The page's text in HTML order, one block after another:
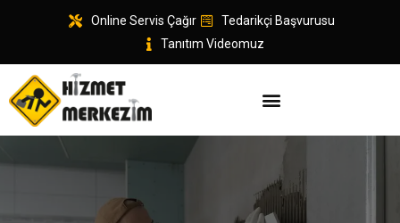
Online Servis Çağır
Tedarikçi Başvurusu
Tanıtım Videomuz